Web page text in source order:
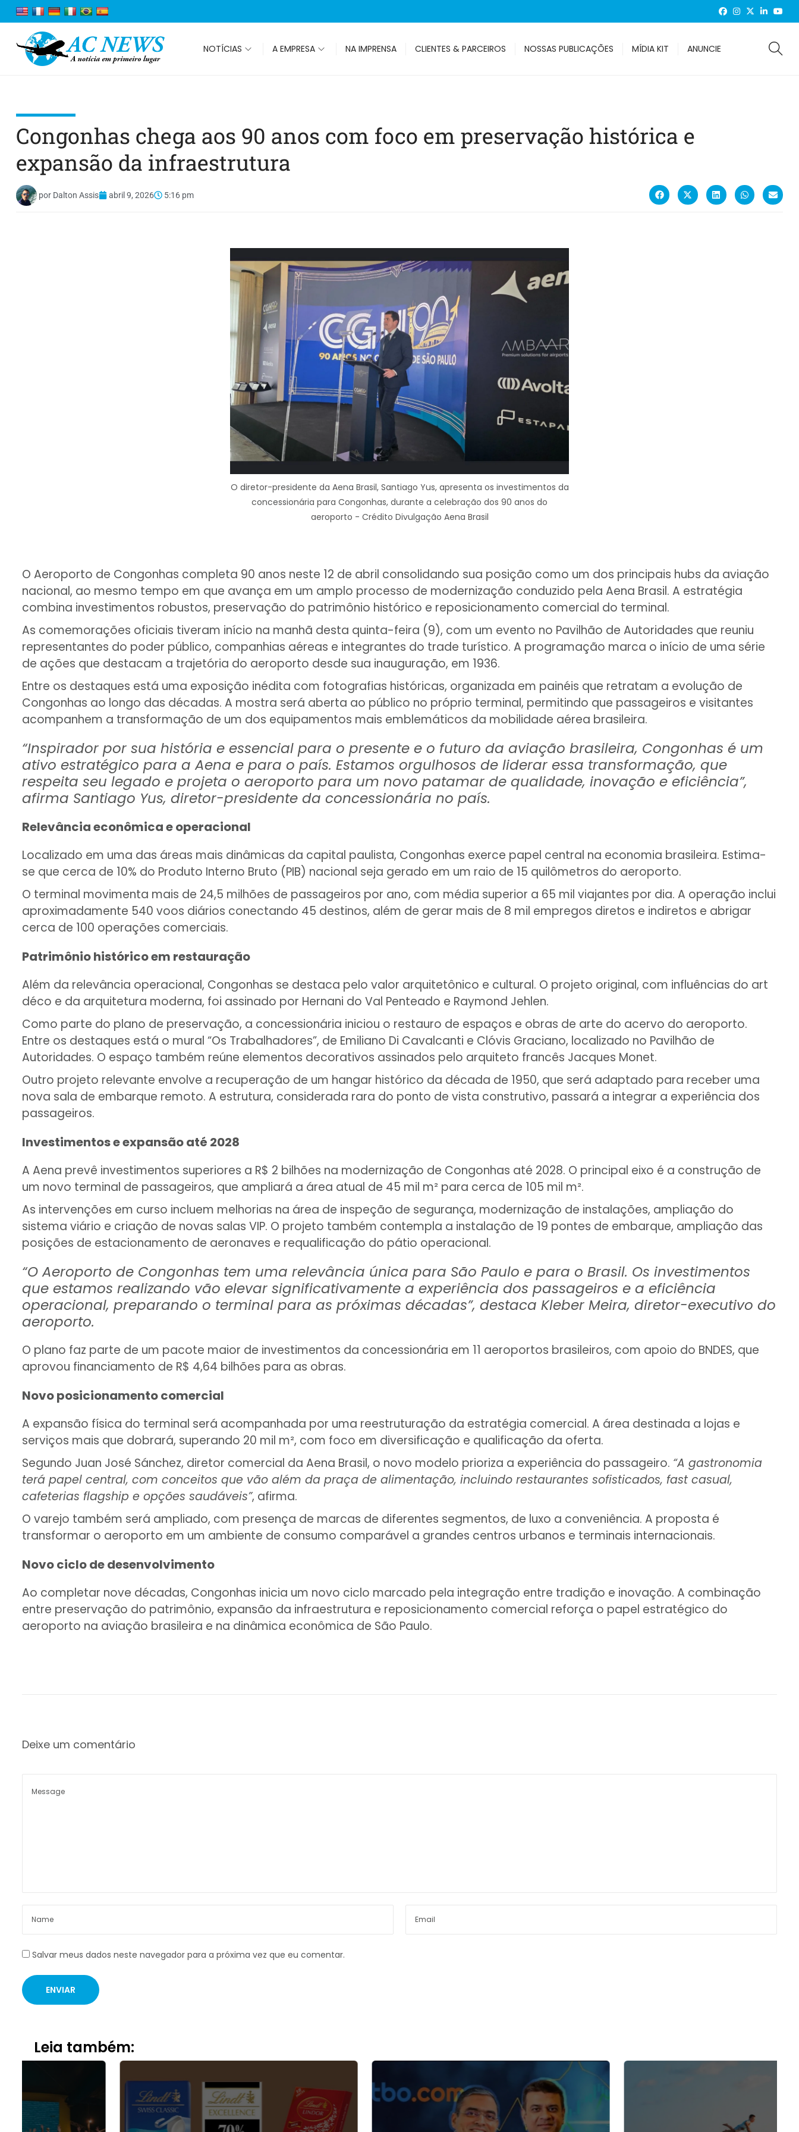
NOTÍCIAS A EMPRESA NA IMPRENSA CLIENTES & PARCEIROS NOSSAS PUBLICAÇÕES MÍDIA KIT ANUNCIE
Congonhas chega aos 90 anos com foco em preservação histórica e
expansão da infraestrutura
por Dalton Assis abril 9, 2026 5:16 pm
O diretor-presidente da Aena Brasil, Santiago Yus, apresenta os investimentos da
concessionária para Congonhas, durante a celebração dos 90 anos do
aeroporto - Crédito Divulgação Aena Brasil
O Aeroporto de Congonhas completa 90 anos neste 12 de abril consolidando sua posição como um dos principais hubs da aviação
nacional, ao mesmo tempo em que avança em um amplo processo de modernização conduzido pela Aena Brasil. A estratégia
combina investimentos robustos, preservação do patrimônio histórico e reposicionamento comercial do terminal.
As comemorações oficiais tiveram início na manhã desta quinta-feira (9), com um evento no Pavilhão de Autoridades que reuniu
representantes do poder público, companhias aéreas e integrantes do trade turístico. A programação marca o início de uma série
de ações que destacam a trajetória do aeroporto desde sua inauguração, em 1936.
Entre os destaques está uma exposição inédita com fotografias históricas, organizada em painéis que retratam a evolução de
Congonhas ao longo das décadas. A mostra será aberta ao público no próprio terminal, permitindo que passageiros e visitantes
acompanhem a transformação de um dos equipamentos mais emblemáticos da mobilidade aérea brasileira.
“Inspirador por sua história e essencial para o presente e o futuro da aviação brasileira, Congonhas é um
ativo estratégico para a Aena e para o país. Estamos orgulhosos de liderar essa transformação, que
respeita seu legado e projeta o aeroporto para um novo patamar de qualidade, inovação e eficiência”,
afirma Santiago Yus, diretor-presidente da concessionária no país.
Relevância econômica e operacional
Localizado em uma das áreas mais dinâmicas da capital paulista, Congonhas exerce papel central na economia brasileira. Estima-
se que cerca de 10% do Produto Interno Bruto (PIB) nacional seja gerado em um raio de 15 quilômetros do aeroporto.
O terminal movimenta mais de 24,5 milhões de passageiros por ano, com média superior a 65 mil viajantes por dia. A operação inclui
aproximadamente 540 voos diários conectando 45 destinos, além de gerar mais de 8 mil empregos diretos e indiretos e abrigar
cerca de 100 operações comerciais.
Patrimônio histórico em restauração
Além da relevância operacional, Congonhas se destaca pelo valor arquitetônico e cultural. O projeto original, com influências do art
déco e da arquitetura moderna, foi assinado por Hernani do Val Penteado e Raymond Jehlen.
Como parte do plano de preservação, a concessionária iniciou o restauro de espaços e obras de arte do acervo do aeroporto.
Entre os destaques está o mural “Os Trabalhadores”, de Emiliano Di Cavalcanti e Clóvis Graciano, localizado no Pavilhão de
Autoridades. O espaço também reúne elementos decorativos assinados pelo arquiteto francês Jacques Monet.
Outro projeto relevante envolve a recuperação de um hangar histórico da década de 1950, que será adaptado para receber uma
nova sala de embarque remoto. A estrutura, considerada rara do ponto de vista construtivo, passará a integrar a experiência dos
passageiros.
Investimentos e expansão até 2028
A Aena prevê investimentos superiores a R$ 2 bilhões na modernização de Congonhas até 2028. O principal eixo é a construção de
um novo terminal de passageiros, que ampliará a área atual de 45 mil m² para cerca de 105 mil m².
As intervenções em curso incluem melhorias na área de inspeção de segurança, modernização de instalações, ampliação do
sistema viário e criação de novas salas VIP. O projeto também contempla a instalação de 19 pontes de embarque, ampliação das
posições de estacionamento de aeronaves e requalificação do pátio operacional.
“O Aeroporto de Congonhas tem uma relevância única para São Paulo e para o Brasil. Os investimentos
que estamos realizando vão elevar significativamente a experiência dos passageiros e a eficiência
operacional, preparando o terminal para as próximas décadas”, destaca Kleber Meira, diretor-executivo do
aeroporto.
O plano faz parte de um pacote maior de investimentos da concessionária em 11 aeroportos brasileiros, com apoio do BNDES, que
aprovou financiamento de R$ 4,64 bilhões para as obras.
Novo posicionamento comercial
A expansão física do terminal será acompanhada por uma reestruturação da estratégia comercial. A área destinada a lojas e
serviços mais que dobrará, superando 20 mil m², com foco em diversificação e qualificação da oferta.
Segundo Juan José Sánchez, diretor comercial da Aena Brasil, o novo modelo prioriza a experiência do passageiro. “A gastronomia
terá papel central, com conceitos que vão além da praça de alimentação, incluindo restaurantes sofisticados, fast casual,
cafeterias flagship e opções saudáveis”, afirma.
O varejo também será ampliado, com presença de marcas de diferentes segmentos, de luxo a conveniência. A proposta é
transformar o aeroporto em um ambiente de consumo comparável a grandes centros urbanos e terminais internacionais.
Novo ciclo de desenvolvimento
Ao completar nove décadas, Congonhas inicia um novo ciclo marcado pela integração entre tradição e inovação. A combinação
entre preservação do patrimônio, expansão da infraestrutura e reposicionamento comercial reforça o papel estratégico do
aeroporto na aviação brasileira e na dinâmica econômica de São Paulo.
Deixe um comentário
Salvar meus dados neste navegador para a próxima vez que eu comentar.
Leia também: